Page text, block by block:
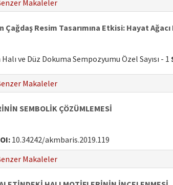
Makaleler
Çağdaş Resim Tasarımına Etkisi: Hayat
ve Düz Dokuma Sempozyumu Özel Sayısı - 1
Makaleler
SEMBOLİK ÇÖZÜMLEMESİ
10.34242/akmbaris.2019.119
Makaleler